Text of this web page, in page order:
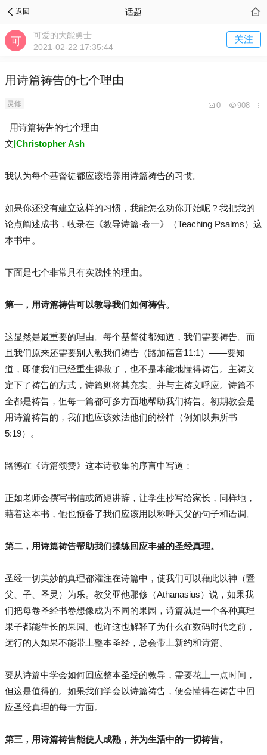
返回 话题
可爱的大能勇士
2021-02-22 17:35:44
关注
用诗篇祷告的七个理由
灵修 0 908
用诗篇祷告的七个理由
文|Christopher Ash
我认为每个基督徒都应该培养用诗篇祷告的习惯。
如果你还没有建立这样的习惯，我能怎么劝你开始呢？我把我的
论点阐述成书，收录在《教导诗篇·卷一》（Teaching Psalms）这
本书中。
下面是七个非常具有实践性的理由。
第一，用诗篇祷告可以教导我们如何祷告。
这显然是最重要的理由。每个基督徒都知道，我们需要祷告。而
且我们原来还需要别人教我们祷告（路加福音11:1）——要知
道，即使我们已经重生得救了，也不是本能地懂得祷告。主祷文
定下了祷告的方式，诗篇则将其充实、并与主祷文呼应。诗篇不
全都是祷告，但每一篇都可多方面地帮助我们祷告。初期教会是
用诗篇祷告的，我们也应该效法他们的榜样（例如以弗所书
5:19）。
路德在《诗篇颂赞》这本诗歌集的序言中写道：
正如老师会撰写书信或简短讲辞，让学生抄写给家长，同样地，
藉着这本书，他也预备了我们应该用以称呼天父的句子和语调。
第二，用诗篇祷告帮助我们操练回应丰盛的圣经真理。
圣经一切美妙的真理都灌注在诗篇中，使我们可以藉此以神（暨
父、子、圣灵）为乐。教父亚他那修（Athanasius）说，如果我
们把每卷圣经书卷想像成为不同的果园，诗篇就是一个各种真理
果子都能生长的果园。也许这也解释了为什么在数码时代之前，
远行的人如果不能带上整本圣经，总会带上新约和诗篇。
要从诗篇中学会如何回应整本圣经的教导，需要花上一点时间，
但这是值得的。如果我们学会以诗篇祷告，便会懂得在祷告中回
应圣经真理的每一方面。
第三，用诗篇祷告能使人成熟，并为生活中的一切祷告。